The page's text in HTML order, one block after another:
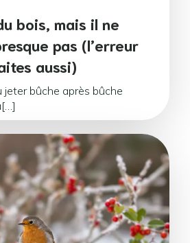
bois, mais il ne
pas (l’erreur
aussi)
jeter bûche après bûche